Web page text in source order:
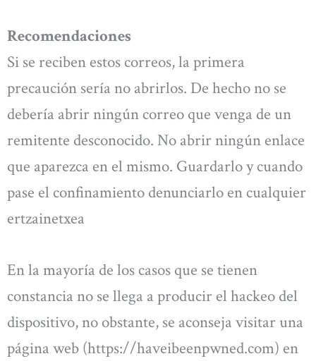
Recomendaciones
Si se reciben estos correos, la primera
precaución sería no abrirlos. De hecho no se
debería abrir ningún correo que venga de un
remitente desconocido. No abrir ningún enlace
que aparezca en el mismo. Guardarlo y cuando
pase el confinamiento denunciarlo en cualquier
ertzainetxea
En la mayoría de los casos que se tienen
constancia no se llega a producir el hackeo del
dispositivo, no obstante, se aconseja visitar una
página web (https://haveibeenpwned.com) en